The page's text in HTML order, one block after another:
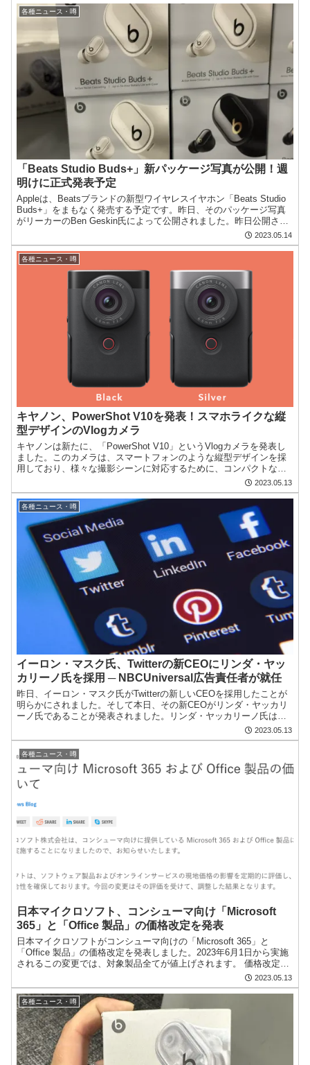
各種ニュース・噂
「Beats Studio Buds+」新パッケージ写真が公開！週
明けに正式発表予定
Appleは、Beatsブランドの新型ワイヤレスイヤホン「Beats Studio
Buds+」をまもなく発売する予定です。昨日、そのパッケージ写真
がリーカーのBen Geskin氏によって公開されました。昨日公開され
2023.05.14
各種ニュース・噂
キヤノン、PowerShot V10を発表！スマホライクな縦
型デザインのVlogカメラ
キヤノンは新たに、「PowerShot V10」というVlogカメラを発表し
ました。このカメラは、スマートフォンのような縦型デザインを採
用しており、様々な撮影シーンに対応するために、コンパクトなボ
2023.05.13
各種ニュース・噂
イーロン・マスク氏、Twitterの新CEOにリンダ・ヤッ
カリーノ氏を採用 ─ NBCUniversal広告責任者が就任
昨日、イーロン・マスク氏がTwitterの新しいCEOを採用したことが
明らかにされました。そして本日、その新CEOがリンダ・ヤッカリ
ーノ氏であることが発表されました。リンダ・ヤッカリーノ氏は、
2023.05.13
各種ニュース・噂
日本マイクロソフト、コンシューマ向け「Microsoft
365」と「Office 製品」の価格改定を発表
日本マイクロソフトがコンシューマ向けの「Microsoft 365」と
「Office 製品」の価格改定を発表しました。2023年6月1日から実施
されるこの変更では、対象製品全てが値上げされます。 価格改定の
2023.05.13
各種ニュース・噂